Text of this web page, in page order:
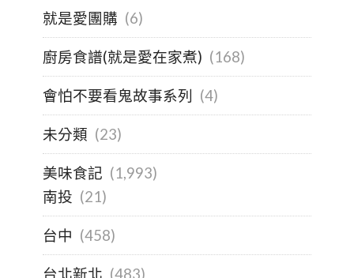
就是愛團購 (6)
廚房食譜(就是愛在家煮) (168)
會怕不要看鬼故事系列 (4)
未分類 (23)
美味食記 (1,993)
南投 (21)
台中 (458)
台北新北 (483)